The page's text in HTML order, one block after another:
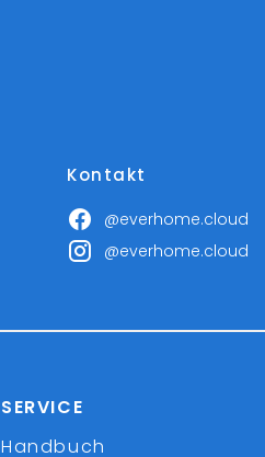
Kontakt
@everhome.cloud
@everhome.cloud
SERVICE
Handbuch